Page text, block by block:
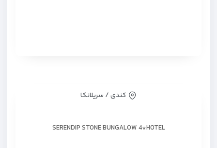
کندی / سریلانکا
SERENDIP STONE BUNGALOW 4*HOTEL